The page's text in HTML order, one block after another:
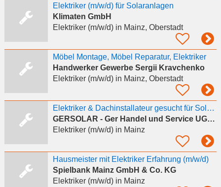
Elektriker (m/w/d) für Solaranlagen
Klimaten GmbH
Elektriker (m/w/d)in Mainz, Oberstadt
Möbel Montage, Möbel Reparatur, Elektriker
Handwerker Gewerbe Sergii Kravchenko
Elektriker (m/w/d)in Mainz, Oberstadt
Elektriker & Dachinstallateur gesucht für Solar- und PV-Anlagen
GERSOLAR - Ger Handel und Service UG & Co KG
Elektriker (m/w/d)in Mainz
Hausmeister mit Elektriker Erfahrung (m/w/d)
Spielbank Mainz GmbH & Co. KG
Elektriker (m/w/d)in Mainz